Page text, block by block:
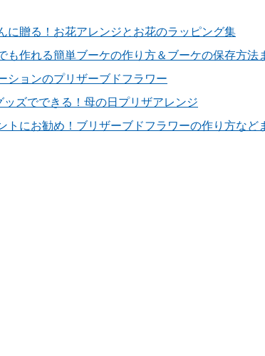
に贈る！お花アレンジとお花のラッピング集
も作れる簡単ブーケの作り方＆ブーケの保存方法
ションのプリザーブドフラワー
ッズでできる！母の日プリザアレンジ
トにお勧め！ブリザーブドフラワーの作り方など